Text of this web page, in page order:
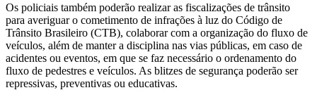
Os policiais também poderão realizar as fiscalizações de trânsito
para averiguar o cometimento de infrações à luz do Código de
Trânsito Brasileiro (CTB), colaborar com a organização do fluxo de
veículos, além de manter a disciplina nas vias públicas, em caso de
acidentes ou eventos, em que se faz necessário o ordenamento do
fluxo de pedestres e veículos. As blitzes de segurança poderão ser
repressivas, preventivas ou educativas.